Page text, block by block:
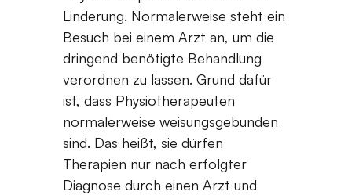
Linderung. Normalerweise steht ein
Besuch bei einem Arzt an, um die
dringend benötigte Behandlung
verordnen zu lassen. Grund dafür
ist, dass Physiotherapeuten
normalerweise weisungsgebunden
sind. Das heißt, sie dürfen
Therapien nur nach erfolgter
Diagnose durch einen Arzt und